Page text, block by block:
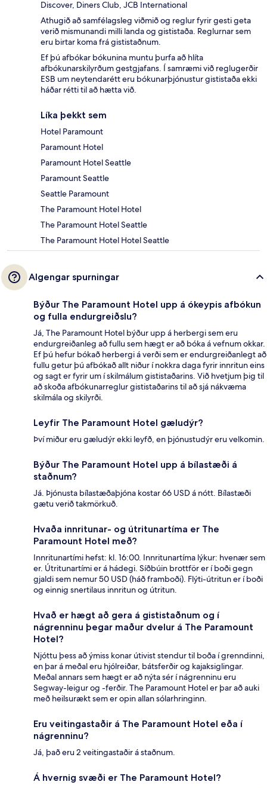
Discover, Diners Club, JCB International
Athugið að samfélagsleg viðmið og reglur fyrir gesti geta
verið mismunandi milli landa og gististaða. Reglurnar sem
eru birtar koma frá gististaðnum.
Ef þú afbókar bókunina muntu þurfa að hlíta
afbókunarskilyrðum gestgjafans. Í samræmi við reglugerðir
ESB um neytendarétt eru bókunarþjónustur gististaða ekki
háðar rétti til að hætta við.
Líka þekkt sem
Hotel Paramount
Paramount Hotel
Paramount Hotel Seattle
Paramount Seattle
Seattle Paramount
The Paramount Hotel Hotel
The Paramount Hotel Seattle
The Paramount Hotel Hotel Seattle
Algengar spurningar
Býður The Paramount Hotel upp á ókeypis afbókun
og fulla endurgreiðslu?
Já, The Paramount Hotel býður upp á herbergi sem eru
endurgreiðanleg að fullu sem hægt er að bóka á vefnum okkar.
Ef þú hefur bókað herbergi á verði sem er endurgreiðanlegt að
fullu getur þú afbókað allt niður í nokkra daga fyrir innritun eins
og sagt er fyrir um í skilmálum gististaðarins. Við hvetjum þig til
að skoða afbókunarreglur gististaðarins til að sjá nákvæma
skilmála og skilyrði.
Leyfir The Paramount Hotel gæludýr?
Því miður eru gæludýr ekki leyfð, en þjónustudýr eru velkomin.
Býður The Paramount Hotel upp á bílastæði á
staðnum?
Já. Þjónusta bílastæðaþjóna kostar 66 USD á nótt. Bílastæði
gætu verið takmörkuð.
Hvaða innritunar- og útritunartíma er The
Paramount Hotel með?
Innritunartími hefst: kl. 16:00. Innritunartíma lýkur: hvenær sem
er. Útritunartími er á hádegi. Síðbúin brottför er í boði gegn
gjaldi sem nemur 50 USD (háð framboði). Flýti-útritun er í boði
og einnig snertilaus innritun og útritun.
Hvað er hægt að gera á gististaðnum og í
nágrenninu þegar maður dvelur á The Paramount
Hotel?
Njóttu þess að ýmiss konar útivist stendur til boða í grenndinni,
en þar á meðal eru hjólreiðar, bátsferðir og kajaksiglingar.
Meðal annars sem hægt er að nýta sér í nágrenninu eru
Segway-leigur og -ferðir. The Paramount Hotel er þar að auki
með heilsurækt sem er opin allan sólarhringinn.
Eru veitingastaðir á The Paramount Hotel eða í
nágrenninu?
Já, það eru 2 veitingastaðir á staðnum.
Á hvernig svæði er The Paramount Hotel?